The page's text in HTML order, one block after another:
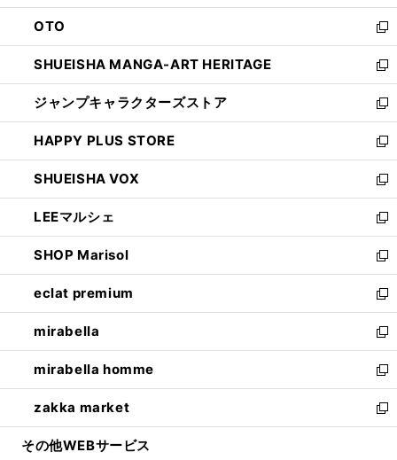
ウ
で
開
く
ン
ド
ウ
で
開
く
OTO
新
し
い
ウ
ィ
ン
ド
ウ
で
開
く
SHUEISHA MANGA-ART HERITAGE
新
し
い
ウ
ィ
ン
ド
ウ
で
開
く
ジャンプキャラクターズストア
新
し
い
ウ
ィ
ン
ド
ウ
で
開
く
HAPPY PLUS STORE
新
し
い
ウ
ィ
ン
ド
ウ
で
開
く
SHUEISHA VOX
新
し
い
ウ
ィ
ン
ド
ウ
で
開
く
LEEマルシェ
新
し
い
ウ
ィ
ン
ド
ウ
で
開
く
SHOP Marisol
新
し
い
ウ
ィ
ン
ド
ウ
で
開
eclat premium
新
し
い
ウ
ィ
ン
ド
ウ
mirabella
新
し
い
ウ
ィ
ン
mirabella homme
新
し
い
ウ
zakka market
新
し
その他WEBサービス